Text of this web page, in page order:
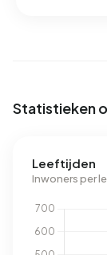
Statistieken
Leeftijden
Inwoners per